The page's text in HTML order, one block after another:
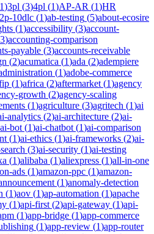
1)3pl (3)4pl (1)AP-AR (1)HR
10dlc (1)ab-testing (5)about-ecosire
(1)accessibility (3)account-
)accounting-comparison
payable (3)accounts-receivable
(2)acumatica (1)ada (2)adempiere
(1)adobe-commerce
(1)africa (2)aftermarket (1)agency
growth (2)agency-scaling
(1)agriculture (3)agritech (1)ai
analytics (2)ai-architecture (2)ai-
ai-bot (1)ai-chatbot (1)ai-comparison
(1)ai-ethics (1)ai-frameworks (2)ai-
(3)ai-security (1)ai-testing
(1)alibaba (1)aliexpress (1)all-in-one
ads (1)amazon-ppc (1)amazon-
(1)anomaly-detection
(1)aov (1)ap-automation (1)apache
(1)api-first (2)api-gateway (1)api-
(1)app-bridge (1)app-commerce
(1)app-review (1)app-router